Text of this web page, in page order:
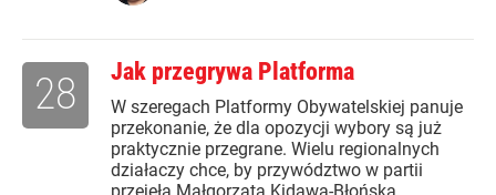
Jak przegrywa Platforma
W szeregach Platformy Obywatelskiej panuje
przekonanie, że dla opozycji wybory są już
praktycznie przegrane. Wielu regionalnych
działaczy chce, by przywództwo w partii
28